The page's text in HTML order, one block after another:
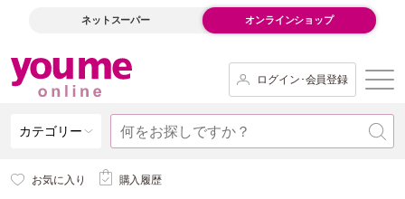
ネットスーパー オンラインショップ
ログイン･会員登録
カテゴリー
お気に入り 購入履歴